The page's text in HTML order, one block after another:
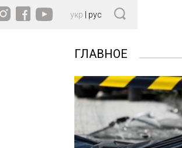
укр рус
ГЛАВНОЕ